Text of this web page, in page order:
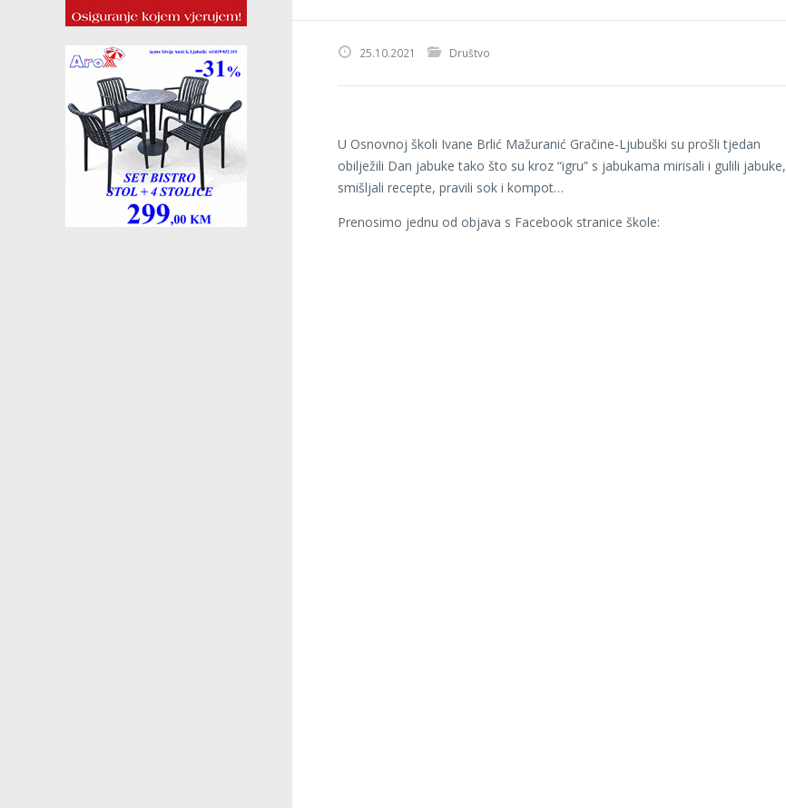
25.10.2021 Društvo
U Osnovnoj školi Ivane Brlić Mažuranić Gračine-Ljubuški su prošli tjedan
obilježili Dan jabuke tako što su kroz “igru” s jabukama mirisali i gulili jabuke,
smišljali recepte, pravili sok i kompot…
Prenosimo jednu od objava s Facebook stranice škole: